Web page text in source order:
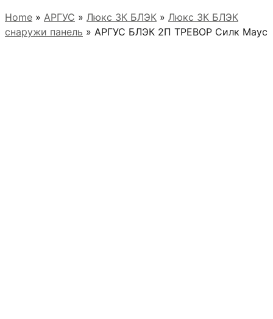
Home » АРГУС » Люкс 3К БЛЭК » Люкс 3К БЛЭК
снаружи панель » АРГУС БЛЭК 2П ТРЕВОР Силк Маус